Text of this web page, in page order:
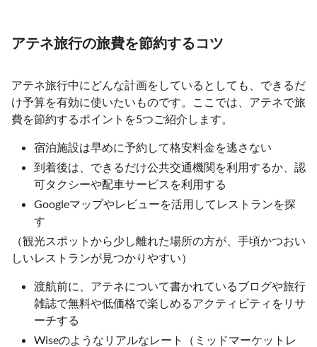
アテネ旅行の旅費を節約するコツ
アテネ旅行中にどんな計画をしているとしても、できるだ
け予算を有効に使いたいものです。ここでは、アテネで旅
費を節約するポイントを5つご紹介します。
宿泊施設は早めに予約して格安料金を逃さない
到着後は、できるだけ公共交通機関を利用するか、認
可タクシーや配車サービスを利用する
Googleマップやレビューを活用してレストランを探
す
（観光スポットから少し離れた場所の方が、手頃かつおい
しいレストランが見つかりやすい）
渡航前に、アテネについて書かれているブログや旅行
雑誌で無料や低価格で楽しめるアクティビティをリサ
ーチする
Wiseのようなリアルなレート（ミッドマーケットレ